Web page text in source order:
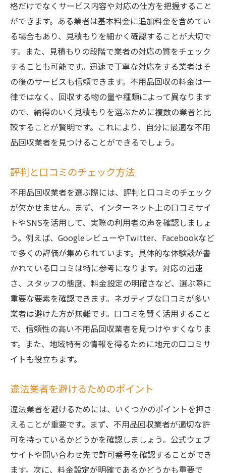
格だけでなくサービス内容や対応の仕方を把握すること
ができます。ある業者は基本料金に追加料金を含めてい
る場合もあり、見積もりを細かく確認することが大切で
す。また、見積もりの段階で業者の対応の質をチェック
することも可能です。迅速で丁寧な対応をする業者はそ
の後のサービスも信頼できます。不用品回収の料金は一
律ではなく、回収する物の量や種類によって異なります
ので、納得のいく見積もりを選ぶために複数の業者と比
較することが賢明です。これにより、自分に最適な不用
品回収業者を見つけることができるでしょう。
評判と口コミのチェック方法
不用品回収業者を選ぶ際には、評判と口コミのチェック
が欠かせません。まず、インターネット上の口コミサイ
トやSNSを活用して、実際の利用者の声を確認しましょ
う。例えば、GoogleレビューやTwitter、Facebookなど
で多くの評価が集められています。具体的な体験談が書
かれている口コミは特に参考になります。対応の迅速
さ、スタッフの態度、料金設定の明確さなど、選ぶ際に
重要な要素を確認できます。ネガティブな口コミが多い
業者は避けた方が無難です。口コミを賢く活用すること
で、信頼性の高い不用品回収業者を見つけやすくなりま
す。また、地域特有の情報を得るために地元の口コミサ
イトも役立ちます。
違法業者を避けるためのポイント
違法業者を避けるためには、いくつかのポイントを押さ
えることが重要です。まず、不用品回収業者が適切な許
可を持っているかどうかを確認しましょう。公式ウェブ
サイトや問い合わせ先で許可番号を確認することができ
ます。次に、料金設定が明確であるかどうかも重要で